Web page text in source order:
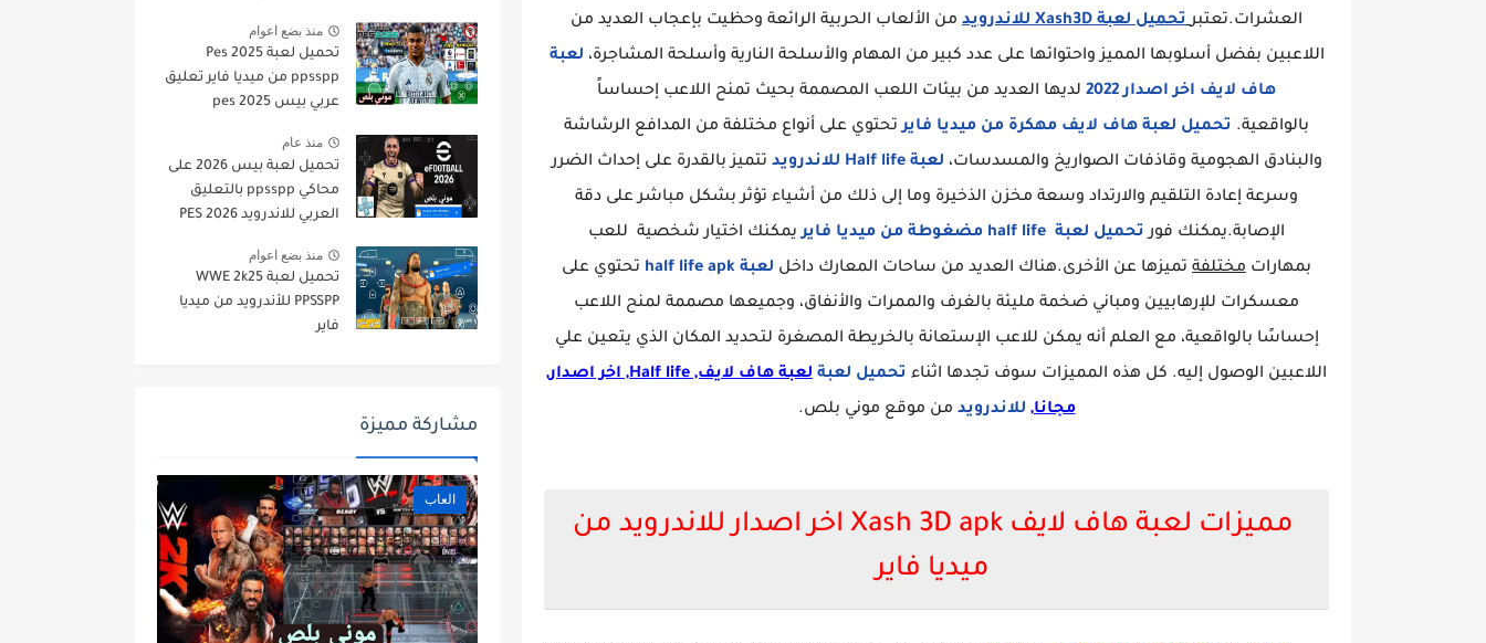
العشرات.تعتبر تحميل لعبة Xash3D للاندرويد
من الألعاب الحربية الرائعة وحظيت بإعجاب العديد من
اللاعبين بفضل أسلوبها المميز واحتوائها على عدد كبير من المهام والأسلحة النارية وأسلحة المشاجرة، لعبة
هاف لايف اخر اصدار 2022
لديها العديد من بيئات اللعب المصممة بحيث تمنح اللاعب إحساساً
بالواقعية. تحميل لعبة هاف لايف مهكرة من ميديا فايرتحتوي على أنواع مختلفة من المدافع الرشاشة
والبنادق الهجومية وقاذفات الصواريخ والمسدسات، لعبة Half life للاندرويد
تتميز بالقدرة على إحداث الضرر
وسرعة إعادة التلقيم والارتداد وسعة مخزن الذخيرة وما إلى ذلك من أشياء تؤثر بشكل مباشر على دقة
الإصابة.يمكنك فور تحميل لعبة half life مضغوطة من ميديا فاير
يمكنك اختيار شخصية للعب
بمهارات مختلفة تميزها عن الأخرى.هناك العديد من ساحات المعارك داخل لعبة half life apk
تحتوي على
معسكرات للإرهابيين ومباني ضخمة مليئة بالغرف والممرات والأنفاق، وجميعها مصممة لمنح اللاعب
إحساسًا بالواقعية، مع العلم أنه يمكن للاعب الإستعانة بالخريطة المصغرة لتحديد المكان الذي يتعين علي
اللاعبين الوصول إليه. كل هذه المميزات سوف تجدها اثناء تحميل لعبة
لعبة هاف لايف, Half life, اخر اصدار,
مجانا, للاندرويد من موقع موني بلص.
مميزات لعبة هاف لايف Xash 3D apk اخر اصدار للاندرويد من
ميديا فاير
psp من ميديا فاير
منذ بضع اعوام
تحميل لعبة Pes 2025
ppsspp من ميديا فاير تعليق
عربي بيس pes 2025
منذ عام
تحميل لعبة بيس 2026 على
محاكي ppsspp بالتعليق
العربي للاندرويد PES 2026
صغير من ميديا فاير
منذ بضع اعوام
تحميل لعبة WWE 2k25
PPSSPP للأندرويد من ميديا
فاير
مشاركة مميزة
العاب